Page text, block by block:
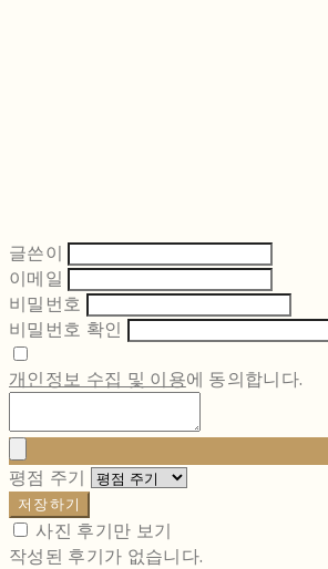
글쓴이
이메일
비밀번호
비밀번호 확인
개인정보 수집 및 이용에 동의합니다.
평점 주기
저장하기
사진 후기만 보기
작성된 후기가 없습니다.